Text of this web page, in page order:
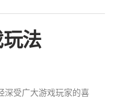
法
深受广大游戏玩家的喜